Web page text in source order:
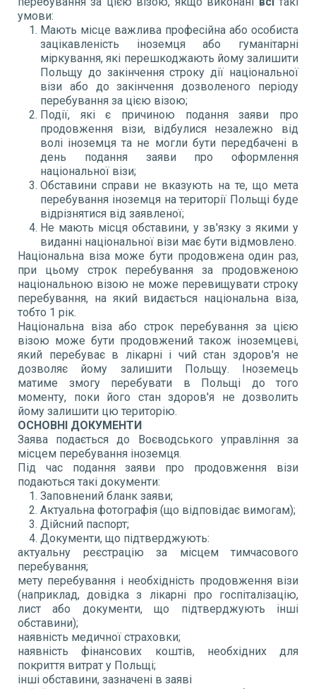
умови:
Мають місце важлива професійна або особиста
зацікавленість іноземця або гуманітарні
міркування, які перешкоджають йому залишити
Польщу до закінчення строку дії національної
візи або до закінчення дозволеного періоду
перебування за цією візою;
Події, які є причиною подання заяви про
продовження візи, відбулися незалежно від
волі іноземця та не могли бути передбачені в
день подання заяви про оформлення
національної візи;
Обставини справи не вказують на те, що мета
перебування іноземця на території Польщі буде
відрізнятися від заявленої;
Не мають місця обставини, у зв'язку з якими у
виданні національної візи має бути відмовлено.
Національна віза може бути продовжена один раз,
при цьому строк перебування за продовженою
національною візою не може перевищувати строку
перебування, на який видається національна віза,
тобто 1 рік.
Національна віза або строк перебування за цією
візою може бути продовжений також іноземцеві,
який перебуває в лікарні і чий стан здоров'я не
дозволяє йому залишити Польщу. Іноземець
матиме змогу перебувати в Польщі до того
моменту, поки його стан здоров'я не дозволить
йому залишити цю територію.
ОСНОВНІ ДОКУМЕНТИ
Заява подається до Воєводського управління за
місцем перебування іноземця.
Під час подання заяви про продовження візи
подаються такі документи:
Заповнений бланк заяви;
Актуальна фотографія (що відповідає вимогам);
Дійсний паспорт;
Документи, що підтверджують:
актуальну реєстрацію за місцем тимчасового
перебування;
мету перебування і необхідність продовження візи
(наприклад, довідка з лікарні про госпіталізацію,
лист або документи, що підтверджують інші
обставини);
наявність медичної страховки;
наявність фінансових коштів, необхідних для
покриття витрат у Польщі;
інші обставини, зазначені в заяві